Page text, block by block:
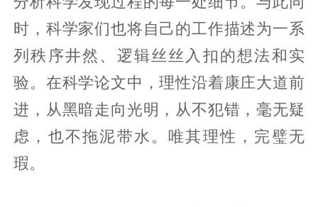
时，科学家们也将自己的工作描述为一系
列秩序井然、逻辑丝丝入扣的想法和实
验。在科学论文中，理性沿着康庄大道前
进，从黑暗走向光明，从不犯错，毫无疑
虑，也不拖泥带水。唯其理性，完璧无
瑕。